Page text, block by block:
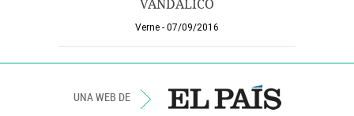
VANDÁLICO
Verne 07/09/2016
UNA WEB DE